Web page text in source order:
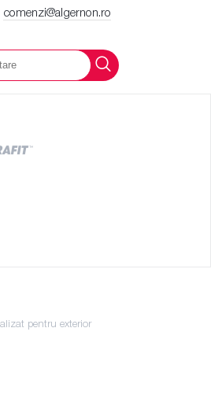
comenzi@algernon.ro
pentru exterior